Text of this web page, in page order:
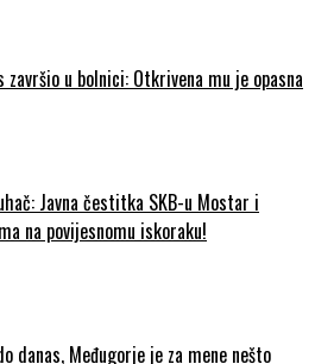
završio u bolnici: Otkrivena mu je opasna
Javna čestitka SKB-u Mostar i
na povijesnomu iskoraku!
danas, Međugorje je za mene nešto